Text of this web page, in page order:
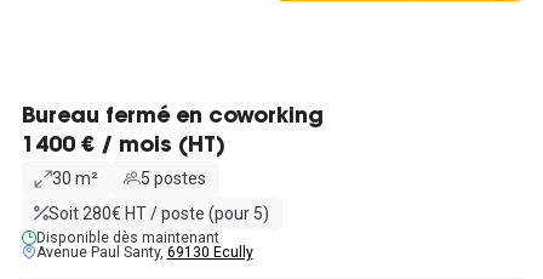
Bureau fermé en coworking
1400 € / mois (HT)
30 m²
5 postes
Soit 280€ HT / poste (pour 5)
Disponible dès maintenant
Avenue Paul Santy, 69130 Ecully